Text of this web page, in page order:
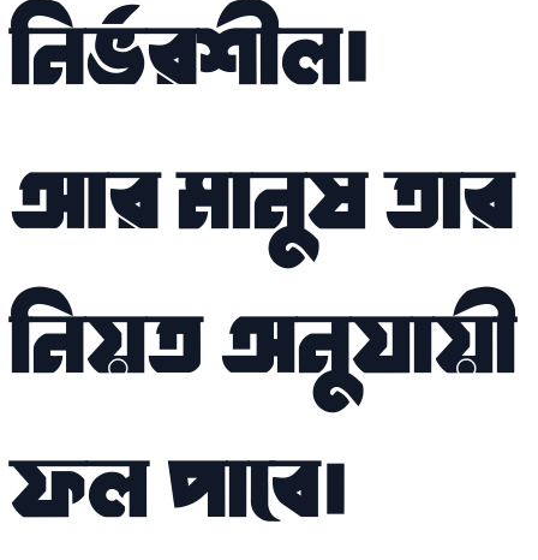
নির্ভরশীল।
আর মানুষ তার
নিয়ত অনুযায়ী
ফল পাবে।